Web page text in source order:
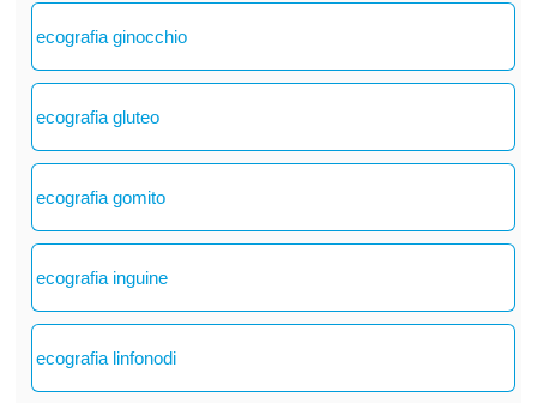
ecografia ginocchio
ecografia gluteo
ecografia gomito
ecografia inguine
ecografia linfonodi